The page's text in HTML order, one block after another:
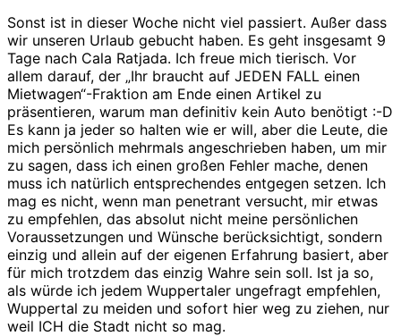
Sonst ist in dieser Woche nicht viel passiert. Außer dass
wir unseren Urlaub gebucht haben. Es geht insgesamt 9
Tage nach Cala Ratjada. Ich freue mich tierisch. Vor
allem darauf, der „Ihr braucht auf JEDEN FALL einen
Mietwagen“-Fraktion am Ende einen Artikel zu
präsentieren, warum man definitiv kein Auto benötigt :-D
Es kann ja jeder so halten wie er will, aber die Leute, die
mich persönlich mehrmals angeschrieben haben, um mir
zu sagen, dass ich einen großen Fehler mache, denen
muss ich natürlich entsprechendes entgegen setzen. Ich
mag es nicht, wenn man penetrant versucht, mir etwas
zu empfehlen, das absolut nicht meine persönlichen
Voraussetzungen und Wünsche berücksichtigt, sondern
einzig und allein auf der eigenen Erfahrung basiert, aber
für mich trotzdem das einzig Wahre sein soll. Ist ja so,
als würde ich jedem Wuppertaler ungefragt empfehlen,
Wuppertal zu meiden und sofort hier weg zu ziehen, nur
weil ICH die Stadt nicht so mag.